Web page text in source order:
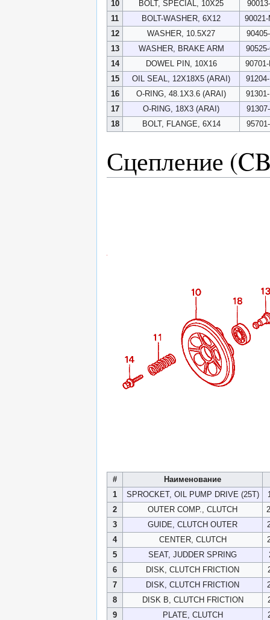
10 BOLT, SPECIAL, 10X25
11
BOLT-WASHER, 6X12
12
WASHER, 10.5X27
13
WASHER, BRAKE ARM
14
DOWEL PIN, 10X16
15
OIL SEAL, 12X18X5 (ARAI)
16
O-RING, 48.1X3.6 (ARAI)
17
O-RING, 18X3 (ARAI)
18
BOLT, FLANGE, 6X14
Сцепление
#
Наименование
1
SPROCKET, OIL PUMP DRIVE (25T)
2
OUTER COMP., CLUTCH
3
GUIDE, CLUTCH OUTER
4
CENTER, CLUTCH
5
SEAT, JUDDER SPRING
6
DISK, CLUTCH FRICTION
7
DISK, CLUTCH FRICTION
8
DISK B, CLUTCH FRICTION
9
PLATE, CLUTCH